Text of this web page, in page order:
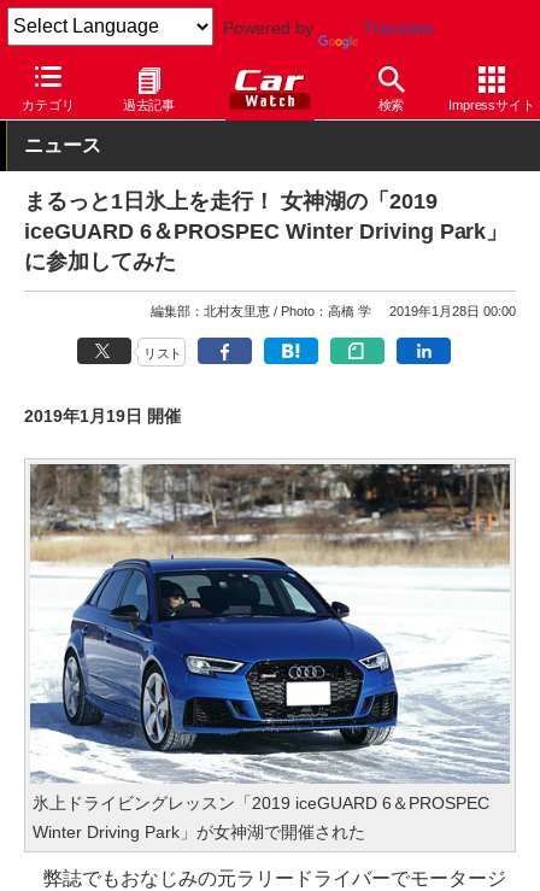
Powered by Translate
カテゴリ 過去記事 検索 Impressサイト
Car Watch 自動車
ニュース
まるっと1日氷上を走行！ 女神湖の「2019
iceGUARD 6＆PROSPEC Winter Driving Park」
に参加してみた
編集部：北村友里恵 Photo：高橋 学 2019年1月28日 00:00
リスト
2019年1月19日 開催
氷上ドライビングレッスン「2019 iceGUARD 6＆PROSPEC
Winter Driving Park」が女神湖で開催された
弊誌でもおなじみの元ラリードライバーでモータージ